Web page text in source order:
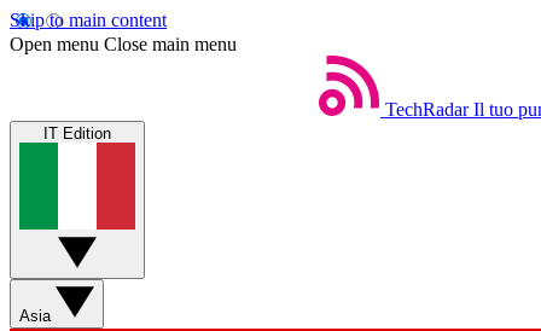
Skip to main content
Open menu Close main menu
TechRadar Il tuo
IT Edition
Asia